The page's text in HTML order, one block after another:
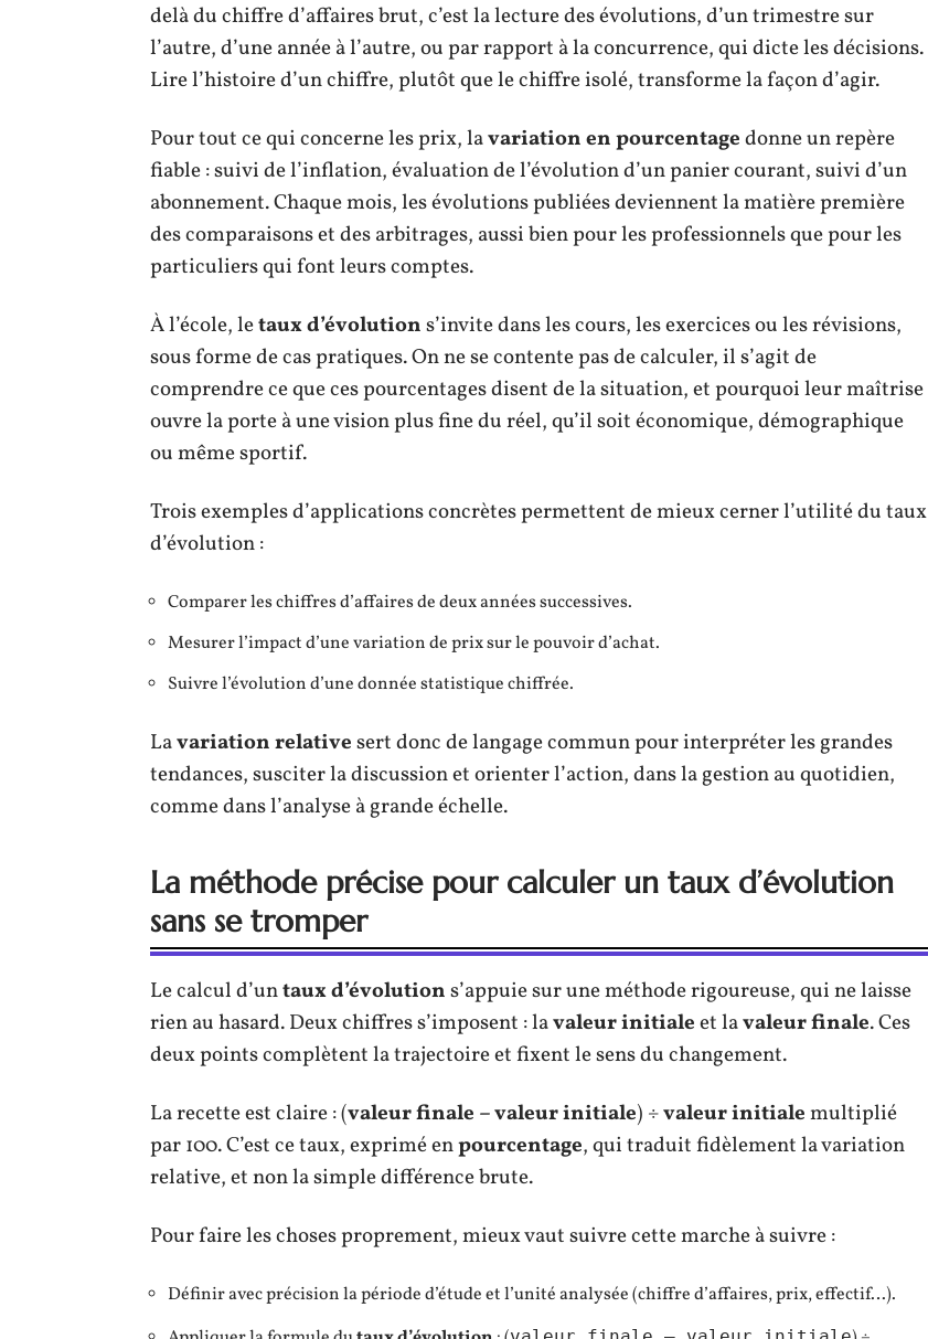
delà du chiffre d’affaires brut, c’est la lecture des évolutions, d’un trimestre sur
l’autre, d’une année à l’autre, ou par rapport à la concurrence, qui dicte les décisions.
Lire l’histoire d’un chiffre, plutôt que le chiffre isolé, transforme la façon d’agir.
Pour tout ce qui concerne les prix, lavariation en pourcentagedonne un repère
fiable : suivi de l’inflation, évaluation de l’évolution d’un panier courant, suivi d’un
abonnement. Chaque mois, les évolutions publiées deviennent la matière première
des comparaisons et des arbitrages, aussi bien pour les professionnels que pour les
particuliers qui font leurs comptes.
À l’école, letaux d’évolutions’invite dans les cours, les exercices ou les révisions,
sous forme de cas pratiques. On ne se contente pas de calculer, il s’agit de
comprendre ce que ces pourcentages disent de la situation, et pourquoi leur maîtrise
ouvre la porte à une vision plus fine du réel, qu’il soit économique, démographique
ou même sportif.
Trois exemples d’applications concrètes permettent de mieux cerner l’utilité du taux
d’évolution :
Comparer les chiffres d’affaires de deux années successives.
Mesurer l’impact d’une variation de prix sur le pouvoir d’achat.
Suivre l’évolution d’une donnée statistique chiffrée.
Lavariation relativesert donc de langage commun pour interpréter les grandes
tendances, susciter la discussion et orienter l’action, dans la gestion au quotidien,
comme dans l’analyse à grande échelle.
La méthode précise pour calculer un taux d’évolution
sans se tromper
Le calcul d’untaux d’évolutions’appuie sur une méthode rigoureuse, qui ne laisse
rien au hasard. Deux chiffres s’imposent : lavaleur initialeet lavaleur finale. Ces
deux points complètent la trajectoire et fixent le sens du changement.
La recette est claire : (valeur finale – valeur initiale) ÷valeur initialemultiplié
par 100. C’est ce taux, exprimé enpourcentage, qui traduit fidèlement la variation
relative, et non la simple différence brute.
Pour faire les choses proprement, mieux vaut suivre cette marche à suivre :
Définir avec précision la période d’étude et l’unité analysée (chiffre d’affaires, prix, effectif…).